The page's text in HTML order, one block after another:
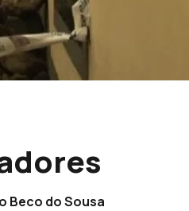
Beco do Sousa